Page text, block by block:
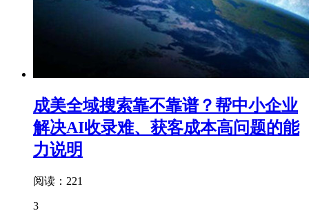
成美全域搜索靠不靠谱？帮中小企业
解决AI收录难、获客成本高问题的能
力说明
阅读：221
3